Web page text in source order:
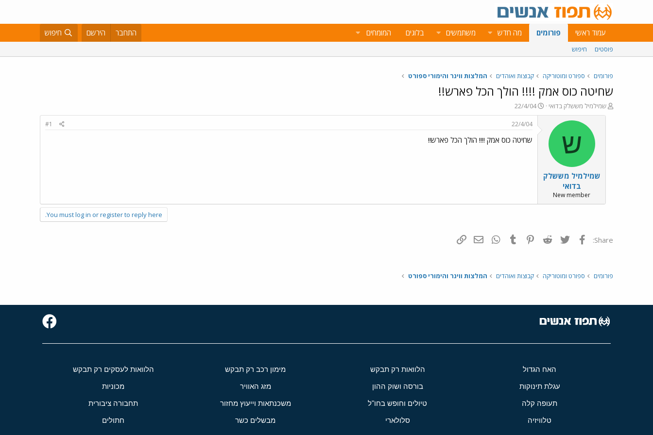
עמוד ראשי פורומים מה חדש משתמשים בלוגים המומחים התחבר הירשם חיפוש
פוסטים חיפוש
פורומים ספורט ומוטוריקה קבוצות ואוהדים המלצות ווינר והימורי ספורט
שחיטה כוס אמק !!!! הולך הכל פארש!!
פ
ו
שמילמיל מששלק בדואי
פ
ו
22/4/04
ש
שמילמיל מששלק
בדואי
New member
22/4/04
#1
שחיטה כוס אמק !!!! הולך הכל פארש!!
You must log in or register to reply here.
Share: פייסבוק Twitter
Reddit
Pinterest
Tumblr
WhatsAppדואר אלקטרוני
פורומים ספורט ומוטוריקה קבוצות ואוהדים המלצות ווינר והימורי ספורט
האח הגדול הלוואות רק תבקש מימון רכב רק תבקש הלוואות לעסקים רק תבקש
עגלת תינוקות בורסה ושוק ההון מזג האוויר מכוניות
תעופה קלה טיולים וחופש בחו"ל משכנתאות וייעוץ מחזור תחבורה ציבורית
טלוויזיה סלולארי מבשלים כשר חתולים